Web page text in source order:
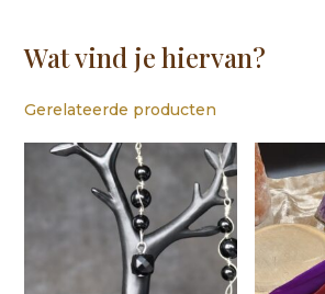
Wat vind je hiervan?
Gerelateerde producten